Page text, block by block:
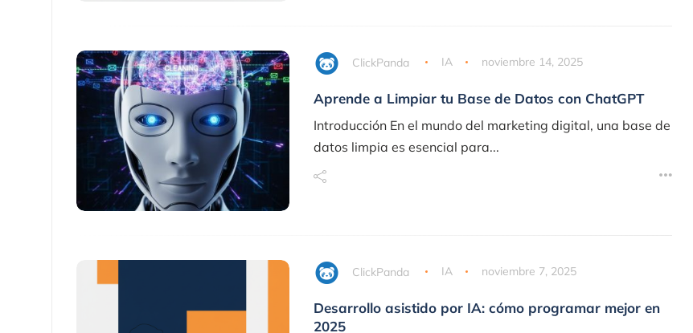
ClickPanda IA noviembre 14, 2025
Aprende a Limpiar tu Base de Datos con ChatGPT
Introducción En el mundo del marketing digital, una base de
datos limpia es esencial para...
ClickPanda IA noviembre 7, 2025
Desarrollo asistido por IA: cómo programar mejor en
2025